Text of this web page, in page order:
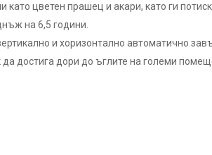
като цветен прашец и акари, като ги
на 6,5 години.
и хоризонтално автоматично
достига дори до ъглите на големи